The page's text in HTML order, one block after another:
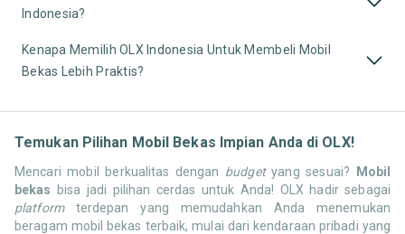
Indonesia?
Kenapa Memilih OLX Indonesia Untuk Membeli Mobil
Bekas Lebih Praktis?
Temukan Pilihan Mobil Bekas Impian Anda di OLX!
Mencari mobil berkualitas dengan budgetyang sesuai? Mobil
bekas bisa jadi pilihan cerdas untuk Anda! OLX hadir sebagai
platformterdepan yang memudahkan Anda menemukan
beragam mobil bekas terbaik, mulai dari kendaraan pribadi yang